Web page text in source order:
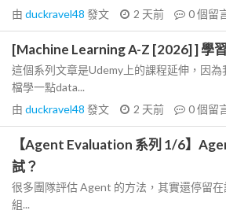
由 duckravel48 發文 2 天前 0個留
[Machine Learning A-Z [2026] ] 學
這個系列文章是Udemy上的課程延伸，因
檔學一點data...
由 duckravel48 發文 2 天前 0個留
【Agent Evaluation 系列 1/6】
試？
很多團隊評估 Agent 的方法，其實還停留
組...